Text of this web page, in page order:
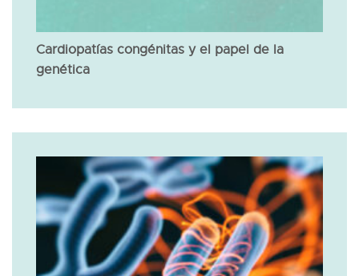
Cardiopatías congénitas y el papel de la
genética